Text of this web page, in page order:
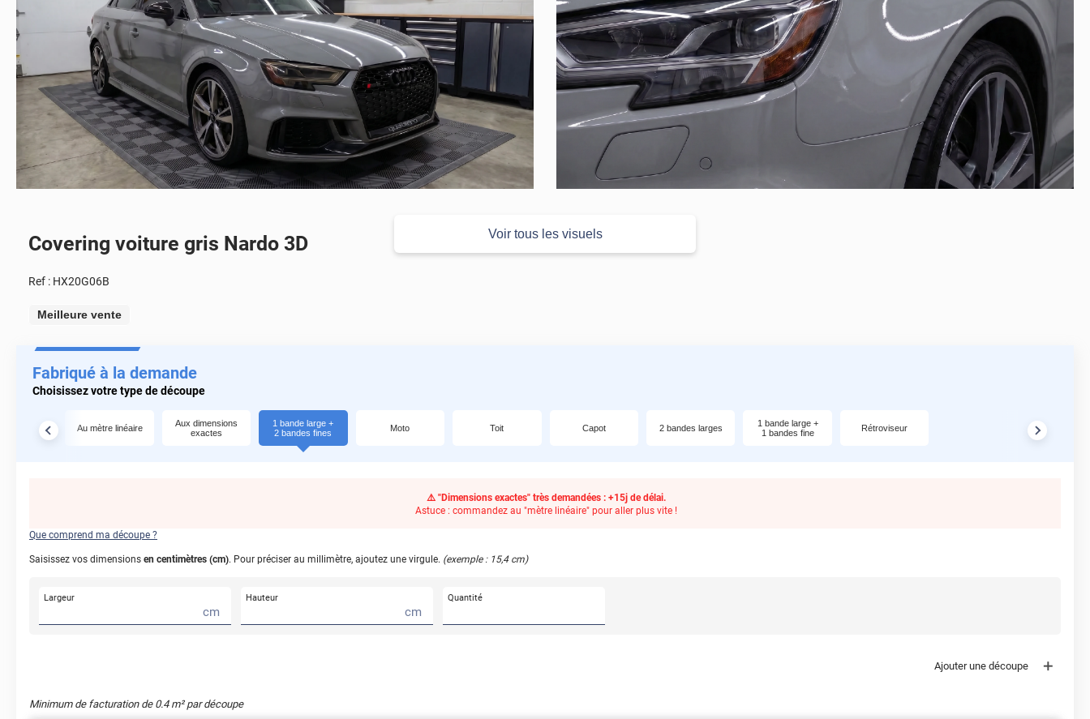
Voir tous les visuels
Covering voiture gris Nardo 3D
Ref : HX20G06B
Meilleure vente
Fabriqué à la demande
Choisissez votre type de découpe
Au mètre linéaire
Aux dimensions
exactes
1 bande large +
2 bandes fines
Moto Toit Capot 2 bandes larges
1 bande large +
1 bandes fine
Rétroviseur
⚠️ "Dimensions exactes" très demandées : +15j de délai.
Astuce : commandez au "mètre linéaire" pour aller plus vite !
Que comprend ma découpe ?
Saisissez vos dimensions en centimètres (cm). Pour préciser au millimètre, ajoutez une virgule. (exemple : 15,4 cm)
Largeur
cm
Hauteur
cm
Quantité
Ajouter une découpe
Minimum de facturation de 0.4m² par découpe